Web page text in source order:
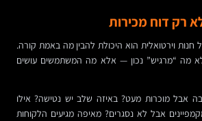
רק דוח מכירות
חנות וירטואלית הוא היכולת להבין מה באמת קורה.
מה “מרגיש” נכון — אלא מה המשתמשים עושים
אבל מוכרות מעט? באיזה שלב יש נטישה? אילו
אבל לא נסגרים? מאיפה מגיעים הלקוחות